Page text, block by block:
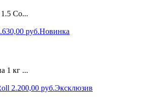
Со...
руб.Новинка
1 кг ...
2.200,00 руб.Эксклюзив